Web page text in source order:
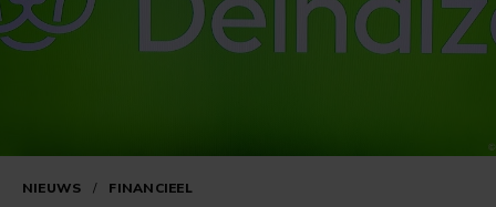
NIEUWS / FINANCIEEL